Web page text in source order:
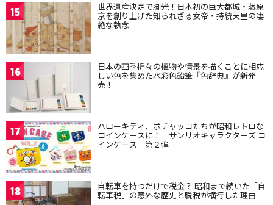
15 世界遺産決定で脚光！日本初の巨大都城・藤原
京を創り上げた知られざる女帝・持統天皇の凄
絶な執念
16 日本の四季折々の植物や情景を描くことに相応
しい色を集めた水彩色鉛筆『色辞典』が新発
売！
17 ハローキティ、ポチャッコたちが昭和レトロな
コインケースに！「サンリオキャラクターズ コ
インケース」第２弾
18 自転車を持つだけで税金？ 昭和まで続いた「自
転車税」の意外な歴史と脱税が横行した理由